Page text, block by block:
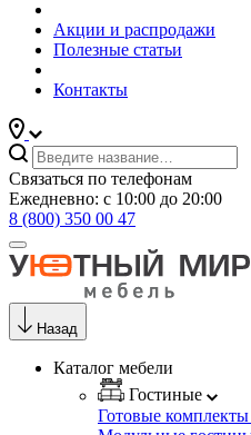
Акции и распродажи
Полезные статьи
Контакты
Связаться по телефонам
Ежедневно: с 10:00 до 20:00
8 (800) 350 00 47
Назад
Каталог мебели
Гостиные
Готовые